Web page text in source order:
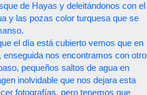
de Hayas y deleitándonos con el
y las pozas color turquesa que se
el día está cubierto vemos que en
nos encontramos con otro
pequeños saltos de agua en
inolvidable que nos dejara esta
fotografías, pero tenemos que